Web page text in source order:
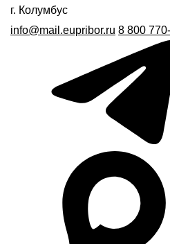
г. Колумбус
info@mail.eupribor.ru 8 800